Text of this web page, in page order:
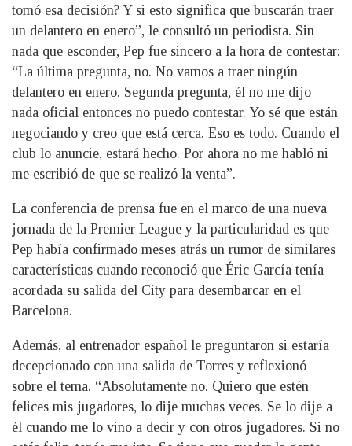
tomó esa decisión? Y si esto significa que buscarán traer
un delantero en enero”, le consultó un periodista. Sin
nada que esconder, Pep fue sincero a la hora de contestar:
“La última pregunta, no. No vamos a traer ningún
delantero en enero. Segunda pregunta, él no me dijo
nada oficial entonces no puedo contestar. Yo sé que están
negociando y creo que está cerca. Eso es todo. Cuando el
club lo anuncie, estará hecho. Por ahora no me habló ni
me escribió de que se realizó la venta”.
La conferencia de prensa fue en el marco de una nueva
jornada de la Premier League y la particularidad es que
Pep había confirmado meses atrás un rumor de similares
características cuando reconoció que Éric García tenía
acordada su salida del City para desembarcar en el
Barcelona.
Además, al entrenador español le preguntaron si estaría
decepcionado con una salida de Torres y reflexionó
sobre el tema. “Absolutamente no. Quiero que estén
felices mis jugadores, lo dije muchas veces. Se lo dije a
él cuando me lo vino a decir y con otros jugadores. Si no